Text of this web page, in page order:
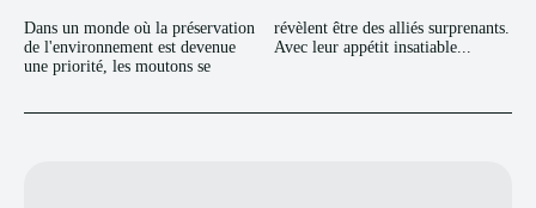
Dans un monde où la préservation
de l'environnement est devenue
une priorité, les moutons se
révèlent être des alliés surprenants.
Avec leur appétit insatiable...